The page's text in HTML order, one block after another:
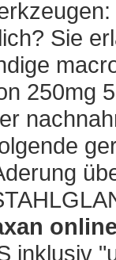
Sie
250mg
inklusiv